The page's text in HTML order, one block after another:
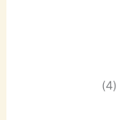
(4)